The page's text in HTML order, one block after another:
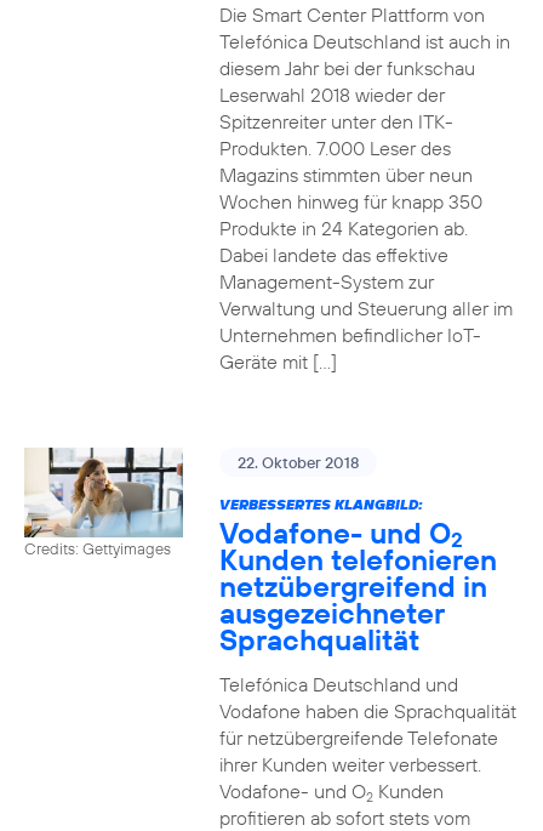
Die Smart Center Plattform von
Telefónica Deutschland ist auch in
diesem Jahr bei der funkschau
Leserwahl 2018 wieder der
Spitzenreiter unter den ITK-
Produkten. 7.000 Leser des
Magazins stimmten über neun
Wochen hinweg für knapp 350
Produkte in 24 Kategorien ab.
Dabei landete das effektive
Management-System zur
Verwaltung und Steuerung aller im
Unternehmen befindlicher IoT-
Geräte mit […]
Credits: Gettyimages
22. Oktober 2018
VERBESSERTES KLANGBILD:
Vodafone- und O2
Kunden telefonieren
netzübergreifend in
ausgezeichneter
Sprachqualität
Telefónica Deutschland und
Vodafone haben die Sprachqualität
für netzübergreifende Telefonate
ihrer Kunden weiter verbessert.
Vodafone- und O2Kunden
profitieren ab sofort stets vom